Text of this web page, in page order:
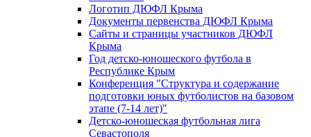
Логотип ДЮФЛ Крыма
Документы первенства ДЮФЛ Крыма
Сайты и страницы участников ДЮФЛ
Крыма
Год детско-юношеского футбола в
Республике Крым
Конференция "Структура и содержание
подготовки юных футболистов на базовом
этапе (7-14 лет)"
Детско-юношеская футбольная лига
Севастополя